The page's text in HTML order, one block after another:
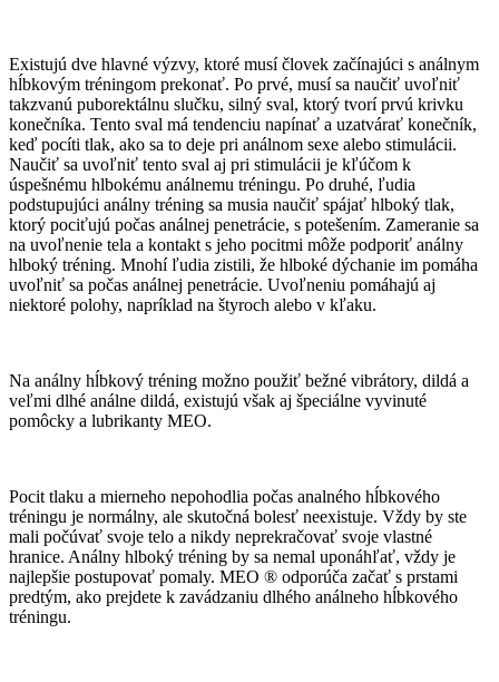
Existujú dve hlavné výzvy, ktoré musí človek začínajúci s análnym
hĺbkovým tréningom prekonať. Po prvé, musí sa naučiť uvoľniť
takzvanú puborektálnu slučku, silný sval, ktorý tvorí prvú krivku
konečníka. Tento sval má tendenciu napínať a uzatvárať konečník,
keď pocíti tlak, ako sa to deje pri análnom sexe alebo stimulácii.
Naučiť sa uvoľniť tento sval aj pri stimulácii je kľúčom k
úspešnému hlbokému análnemu tréningu. Po druhé, ľudia
podstupujúci análny tréning sa musia naučiť spájať hlboký tlak,
ktorý pociťujú počas análnej penetrácie, s potešením. Zameranie sa
na uvoľnenie tela a kontakt s jeho pocitmi môže podporiť análny
hlboký tréning. Mnohí ľudia zistili, že hlboké dýchanie im pomáha
uvoľniť sa počas análnej penetrácie. Uvoľneniu pomáhajú aj
niektoré polohy, napríklad na štyroch alebo v kľaku.
Na análny hĺbkový tréning možno použiť bežné vibrátory, dildá a
veľmi dlhé análne dildá, existujú však aj špeciálne vyvinuté
pomôcky a lubrikanty MEO.
Pocit tlaku a mierneho nepohodlia počas analného hĺbkového
tréningu je normálny, ale skutočná bolesť neexistuje. Vždy by ste
mali počúvať svoje telo a nikdy neprekračovať svoje vlastné
hranice. Análny hlboký tréning by sa nemal uponáhľať, vždy je
najlepšie postupovať pomaly. MEO ® odporúča začať s prstami
predtým, ako prejdete k zavádzaniu dlhého análneho hĺbkového
tréningu.